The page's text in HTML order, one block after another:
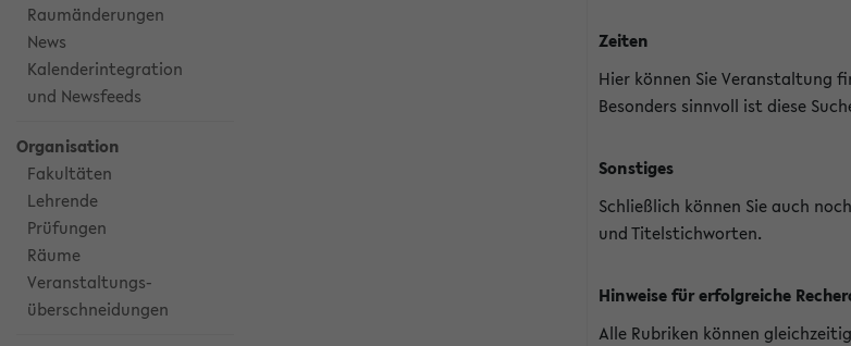
Raumänderungen
News
Kalenderintegration
und Newsfeeds
Organisation
Fakultäten
Lehrende
Prüfungen
Räume
Veranstaltungs-
überschneidungen
Zeiten
Hier können Sie Veranstaltung
Besonders sinnvoll ist diese
Sonstiges
Schließlich können Sie auch
und Titelstichworten.
Hinweise für erfolgreiche
Alle Rubriken können